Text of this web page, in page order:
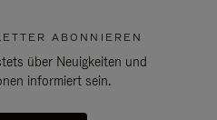
ABONNIEREN
über Neuigkeiten und
informiert sein.